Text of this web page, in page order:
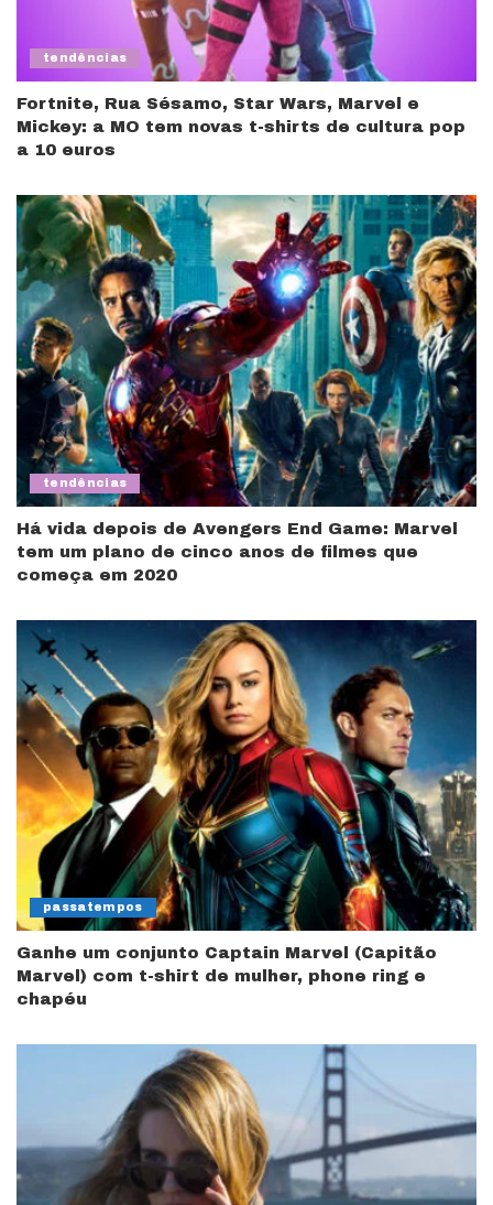
tendências
Fortnite, Rua Sésamo, Star Wars, Marvel e
Mickey: a MO tem novas t-shirts de cultura pop
a 10 euros
tendências
Há vida depois de Avengers End Game: Marvel
tem um plano de cinco anos de filmes que
começa em 2020
passatempos
Ganhe um conjunto Captain Marvel (Capitão
Marvel) com t-shirt de mulher, phone ring e
chapéu